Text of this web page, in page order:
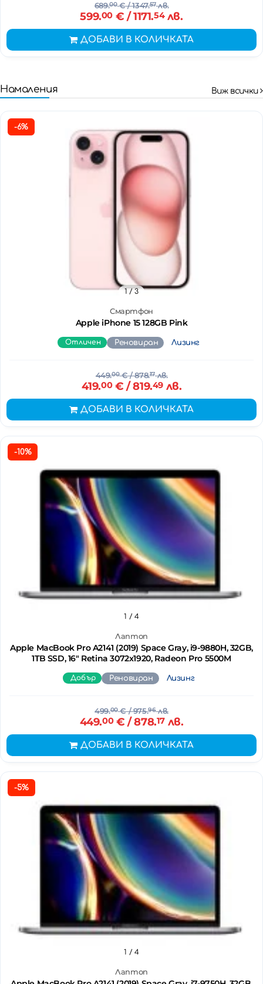
689.00€/ 1347.57лв.
599.00€ / 1171.54лв.
ДОБАВИ В КОЛИЧКАТА
Намаления Виж всички
-6%
Смартфон
Apple iPhone 15 128GB Pink
1 / 3
Отличен Реновиран Лизинг
449.00€/ 878.17лв.
419.00€ / 819.49лв.
ДОБАВИ В КОЛИЧКАТА
-10%
Лаптоп
Apple MacBook Pro A2141 (2019) Space Gray, i9-9880H, 32GB,
1TB SSD, 16" Retina 3072x1920, Radeon Pro 5500M
1 / 4
Добър Реновиран Лизинг
499.00€/ 975.96лв.
449.00€ / 878.17лв.
ДОБАВИ В КОЛИЧКАТА
-5%
Лаптоп
1 / 4